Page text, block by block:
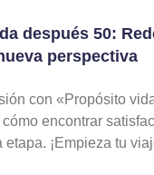
después 50:
perspectiva
con «Propósito
encontrar
etapa. ¡Empieza tu